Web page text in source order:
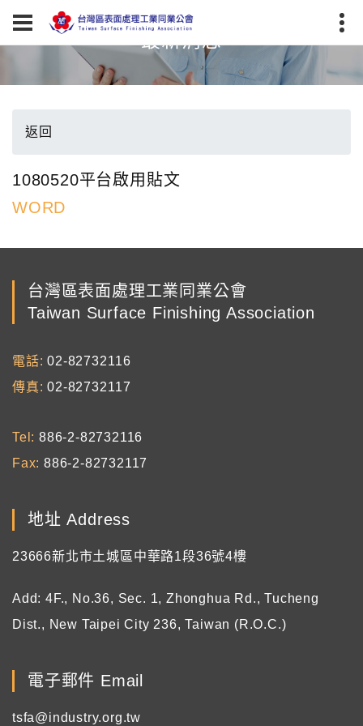
最新消息
返回
1080520平台啟用貼文
WORD
台灣區表面處理工業同業公會
Taiwan Surface Finishing Association
電話
02-82732116
傳真
02-82732117
Tel
886-2-82732116
Fax 886-2-82732117
地址 Address
23666新北市土城區中華路1段36號4樓
Add: 4F., No.36, Sec. 1, Zhonghua Rd., Tucheng
Dist., New Taipei City 236, Taiwan (R.O.C.)
電子郵件 Email
tsfa@industry.org.tw